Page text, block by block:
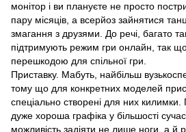
монітор і ви плануєте не просто
пару місяців, а всерйоз зайнятися
змагання з друзями. До речі, багато
підтримують режим гри онлайн, так
перешкодою для спільної гри.
Приставку. Мабуть, найбільш
тому що для конкретних моделей
спеціально створені для них
дуже хороша графіка у більшості
можливість задіяти не лише ноги, а й